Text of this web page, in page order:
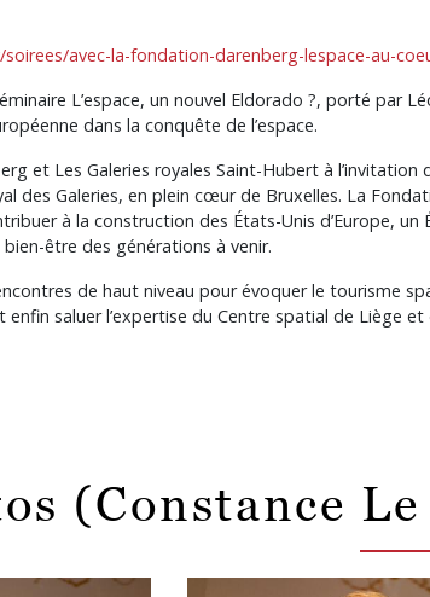
avec-la-fondation-darenberg-lespace-au-
L’espace, un nouvel Eldorado ?, porté par
dans la conquête de l’espace.
et Les Galeries royales Saint-Hubert à
des Galeries, en plein cœur de Bruxelles. La
à la construction des États-Unis d’Europe,
être des générations à venir.
de haut niveau pour évoquer le tourisme
saluer l’expertise du Centre spatial de Liège
(Constance